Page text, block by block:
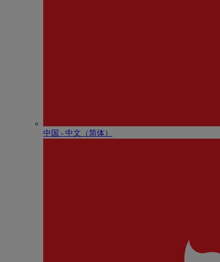
中国 - 中⽂（简体）